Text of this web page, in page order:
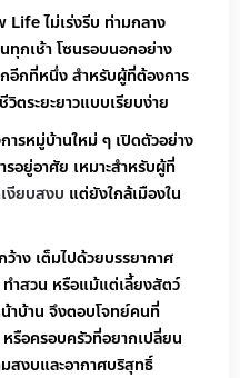
ไม่เร่งรีบ ท่ามกลาง
ทุกเช้า โซนรอบนอกอย่าง
อีกที่หนึ่ง สำหรับผู้ที่ต้องการ
ตระยะยาวแบบเรียบง่าย
ารหมู่บ้านใหม่ ๆ เปิดตัวอย่าง
อยู่อาศัย เหมาะสำหรับผู้ที่
งียบสงบ แต่ยังใกล้เมืองใน
ง เต็มไปด้วยบรรยากาศ
ำสวน หรือแม้แต่เลี้ยงสัตว์
าบ้าน จึงตอบโจทย์คนที่
รือครอบครัวที่อยากเปลี่ยน
สงบและอากาศบริสุทธิ์